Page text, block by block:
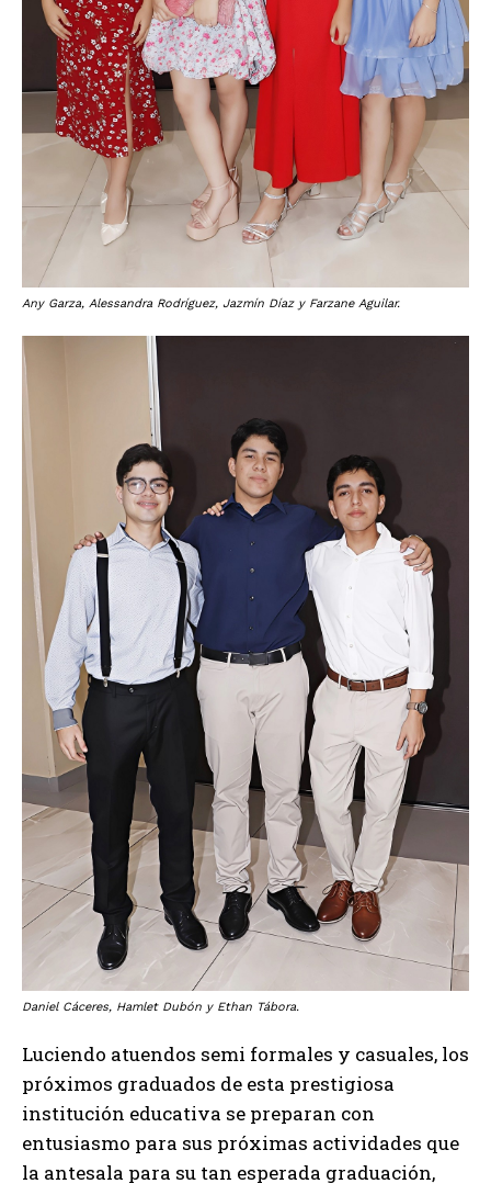
Any Garza, Alessandra Rodríguez, Jazmín Díaz y Farzane Aguilar.
Daniel Cáceres, Hamlet Dubón y Ethan Tábora.
Luciendo atuendos semi formales y casuales, los
próximos graduados de esta prestigiosa
institución educativa se preparan con
entusiasmo para sus próximas actividades que
la antesala para su tan esperada graduación,